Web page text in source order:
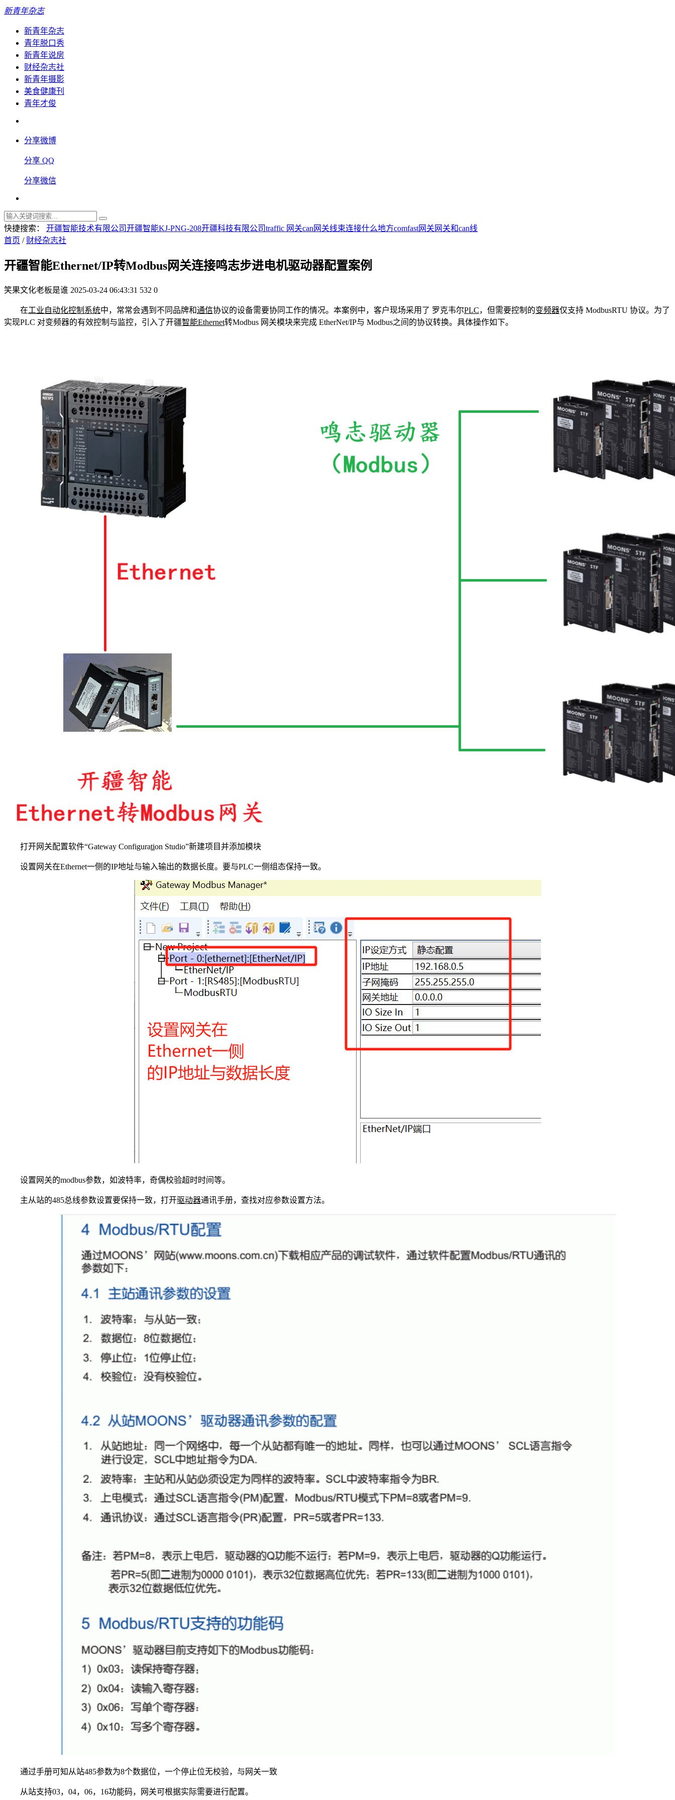
新青年杂志
新青年杂志
青年脱口秀
新青年说房
财经杂志社
新青年摄影
美食健康刊
青年才俊
分享微博
分享 QQ
分享微信
快捷搜索： 开疆智能技术有限公司开疆智能KJ-PNG-208开疆科技有限公司traffic 网关can网关线束连接什么地方comfast网关 网关和can线
首页 / 财经杂志社
开疆智能Ethernet/IP转Modbus网关连接鸣志步进电机驱动器配置案例
笑果文化老板是谁 2025-03-24 06:43:31 532 0
在工业自动化控制系统中，常常会遇到不同品牌和通信协议的设备需要协同工作的情况。本案例中，客户现场采用了 罗克韦尔PLC，但需要控制的变频器仅支持 ModbusRTU 协议。为了
实现PLC 对变频器的有效控制与监控，引入了开疆智能Ethernet转Modbus 网关模块来完成 EtherNet/IP与 Modbus之间的协议转换。具体操作如下。
打开网关配置软件“Gateway Configuration Studio”新建项目并添加模块
设置网关在Ethernet一侧的IP地址与输入输出的数据长度。要与PLC一侧组态保持一致。
设置网关的modbus参数，如波特率，奇偶校验超时时间等。
主从站的485总线参数设置要保持一致，打开驱动器通讯手册，查找对应参数设置方法。
通过手册可知从站485参数为8个数据位，一个停止位无校验，与网关一致
从站支持03，04，06，16功能码，网关可根据实际需要进行配置。